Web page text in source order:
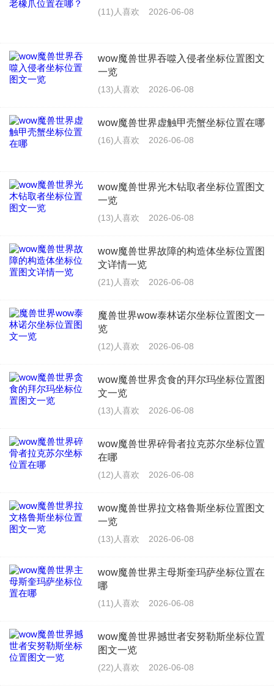
(11)人喜欢 2026-06-08
wow魔兽世界吞噬入侵者坐标位置图文
一览
(13)人喜欢 2026-06-08
wow魔兽世界虚触甲壳蟹坐标位置在哪
(16)人喜欢 2026-06-08
wow魔兽世界光木钻取者坐标位置图文
一览
(13)人喜欢 2026-06-08
wow魔兽世界故障的构造体坐标位置图
文详情一览
(21)人喜欢 2026-06-08
魔兽世界wow泰林诺尔坐标位置图文一
览
(12)人喜欢 2026-06-08
wow魔兽世界贪食的拜尔玛坐标位置图
文一览
(13)人喜欢 2026-06-08
wow魔兽世界碎骨者拉克苏尔坐标位置
在哪
(12)人喜欢 2026-06-08
wow魔兽世界拉文格鲁斯坐标位置图文
一览
(13)人喜欢 2026-06-08
wow魔兽世界主母斯奎玛萨坐标位置在
哪
(11)人喜欢 2026-06-08
wow魔兽世界撼世者安努勒斯坐标位置
图文一览
(22)人喜欢 2026-06-08